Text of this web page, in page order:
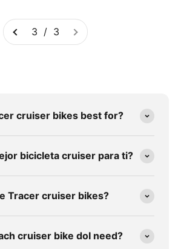
3 / 3
cruiser bikes best for?
bicicleta cruiser para ti?
Tracer cruiser bikes?
cruiser bike doI need?